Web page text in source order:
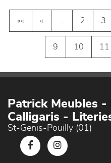
«« « 2 3
9 10 11
Patrick Meubles
Calligaris -
St-Genis-Pouilly (01)